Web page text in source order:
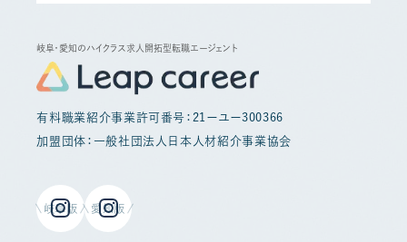
岐阜・愛知のハイクラス求人開拓型転職エージェント
有料職業紹介事業許可番号：21ーユー300366
加盟団体：一般社団法人日本人材紹介事業協会
岐阜版 愛知版